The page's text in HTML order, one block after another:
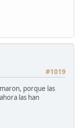
#1019
porque las
las han